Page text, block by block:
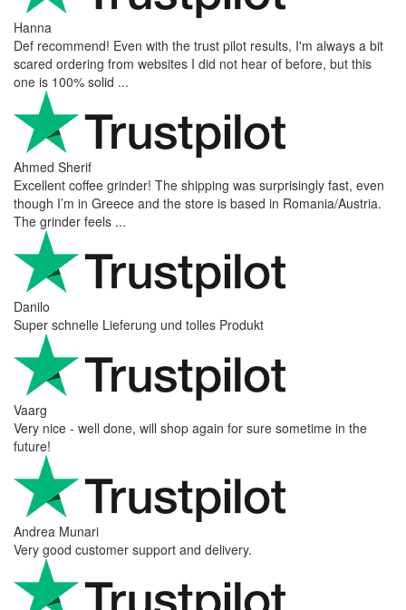
Hanna
Def recommend! Even with the trust pilot results, I'm always a bit
scared ordering from websites I did not hear of before, but this
one is 100% solid ...
Ahmed Sherif
Excellent coffee grinder! The shipping was surprisingly fast, even
though I’m in Greece and the store is based in Romania/Austria.
The grinder feels ...
Danilo
Super schnelle Lieferung und tolles Produkt
Vaarg
Very nice - well done, will shop again for sure sometime in the
future!
Andrea Munari
Very good customer support and delivery.